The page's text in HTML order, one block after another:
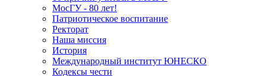
МосГУ - 80 лет!
Патриотическое воспитание
Ректорат
Наша миссия
История
Международный институт ЮНЕСКО
Кодексы чести